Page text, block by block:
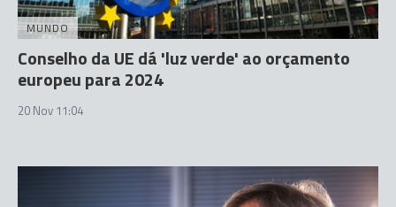
MUNDO
Conselho da UE dá 'luz verde' ao orçamento
europeu para 2024
20 Nov 11:04